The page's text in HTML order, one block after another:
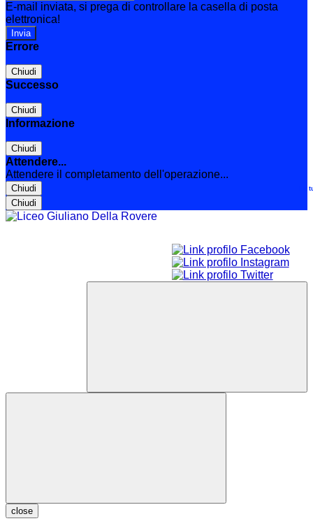
E-mail inviata, si prega di controllare la casella di posta
elettronica!
Errore
Chiudi
Successo
Chiudi
Informazione
Chiudi
Attendere...
Attendere il completamento dell'operazione...
Chiudi
Chiudi
Le
close